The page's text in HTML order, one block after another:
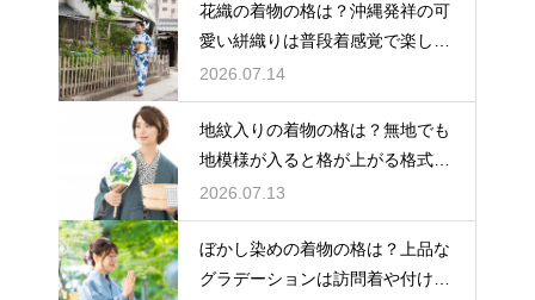
花織の着物の格は？沖縄発祥の可
愛い絣織りは普段着感覚で楽しめ
る
2026.07.14
地紋入りの着物の格は？無地でも
地模様が入ると格が上がる格式を
解説
2026.07.13
ぼかし染めの着物の格は？上品な
グラデーションは訪問着や付け下